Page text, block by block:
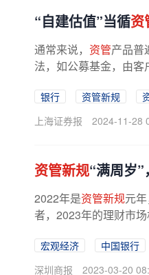
“自建估值”当循资
通常来说， 资管产品普
法，如公募基金，由
银行 资管新规
上海证券报
2024-11-28
资管新规“满周岁
2022年是资管新规元
者，2023年的理财市
宏观经济 中国银行
深圳商报
2023-03-20